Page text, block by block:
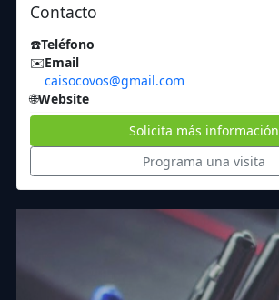
Contacto
☎️Teléfono
✉️Email
caisocovos@gmail.com
🌐Website
Solicita más información
Programa una visita